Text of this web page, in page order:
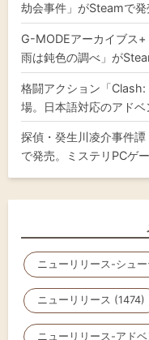
劫会事件」がSteamで発
G-MODEアーカイブス+
雨は鈍色の調べ」が
格闘アクション「
場。日本語対応のアドベ
探偵・癸生川凌介事件
で発売。ミステリPCゲ
ニューリリース-シュ
ニューリリース (1474)
ニューリリース-アド